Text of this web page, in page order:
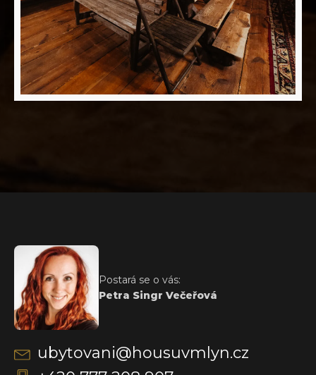
Postará se o vás:
Petra Singr Večeřová
ubytovani@housuvmlyn.cz